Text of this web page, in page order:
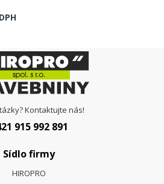
Kontaktujte nás!
915 992 891
Sídlo firmy
HIROPRO